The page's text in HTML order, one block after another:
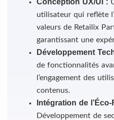
utilisateur qui reflète
valeurs de Retailix
garantissant une
Développement
de fonctionnalités
l’engagement des
contenus.
Intégration de
Développement de